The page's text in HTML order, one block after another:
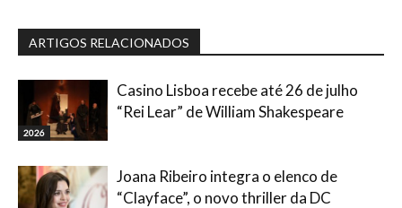
ARTIGOS RELACIONADOS
2026
Casino Lisboa recebe até 26 de julho
“Rei Lear” de William Shakespeare
Joana Ribeiro integra o elenco de
“Clayface”, o novo thriller da DC